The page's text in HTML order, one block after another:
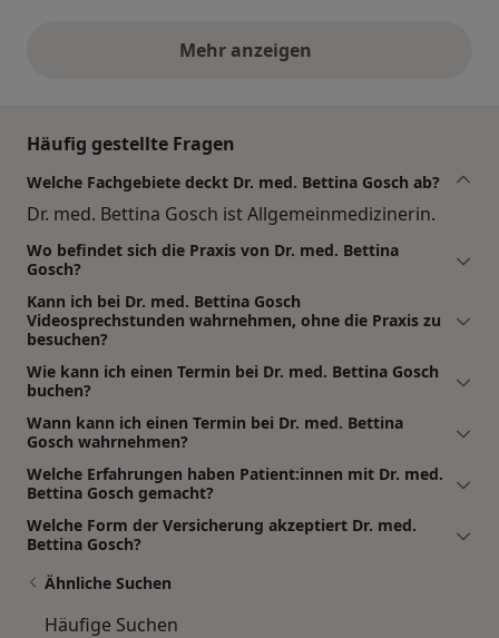
Mehr anzeigenobige Stellungnahmen
Häufig gestellte Fragen
Welche Fachgebiete deckt Dr. med. Bettina Gosch ab?
Dr. med. Bettina Gosch ist Allgemeinmedizinerin.
Wo befindet sich die Praxis von Dr. med. Bettina
Gosch?
Kann ich bei Dr. med. Bettina Gosch
Videosprechstunden wahrnehmen, ohne die Praxis zu
besuchen?
Wie kann ich einen Termin bei Dr. med. Bettina Gosch
buchen?
Wann kann ich einen Termin bei Dr. med. Bettina
Gosch wahrnehmen?
Welche Erfahrungen haben Patient:innen mit Dr. med.
Bettina Gosch gemacht?
Welche Form der Versicherung akzeptiert Dr. med.
Bettina Gosch?
Ähnliche Suchen
Häufige Suchen